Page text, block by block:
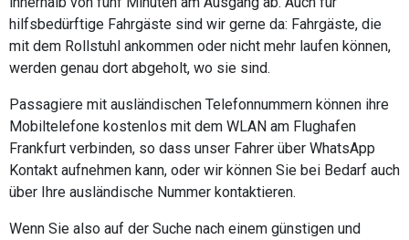
hilfsbedürftige Fahrgäste sind wir gerne da: Fahrgäste, die
mit dem Rollstuhl ankommen oder nicht mehr laufen können,
werden genau dort abgeholt, wo sie sind.
Passagiere mit ausländischen Telefonnummern können ihre
Mobiltelefone kostenlos mit dem WLAN am Flughafen
Frankfurt verbinden, so dass unser Fahrer über WhatsApp
Kontakt aufnehmen kann, oder wir können Sie bei Bedarf auch
über Ihre ausländische Nummer kontaktieren.
Wenn Sie also auf der Suche nach einem günstigen und